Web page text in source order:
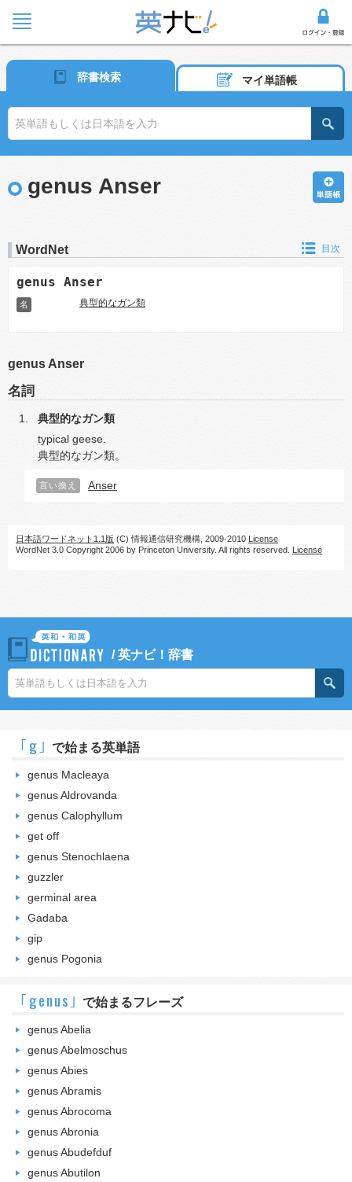
辞書検索 マイ単語帳
genus Anser
WordNet 目次
genus Anser
名 典型的なガン類
genus Anser
名詞
典型的なガン類
typical geese.
典型的なガン類。
言い換え Anser
日本語ワードネット1.1版 (C) 情報通信研究機構, 2009-2010 License
WordNet 3.0 Copyright 2006 by Princeton University. All rights reserved. License
/英ナビ！辞書
｢g｣ で始まる英単語
genus Macleaya
genus Aldrovanda
genus Calophyllum
get off
genus Stenochlaena
guzzler
germinal area
Gadaba
gip
genus Pogonia
｢genus｣ で始まるフレーズ
genus Abelia
genus Abelmoschus
genus Abies
genus Abramis
genus Abrocoma
genus Abronia
genus Abudefduf
genus Abutilon